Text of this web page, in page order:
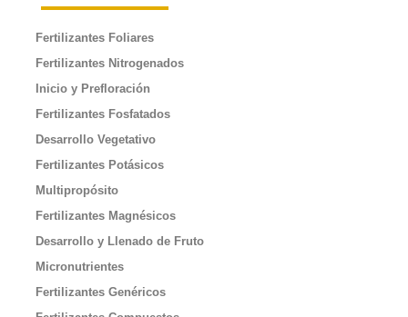
Fertilizantes Foliares
Fertilizantes Nitrogenados
Inicio y Prefloración
Fertilizantes Fosfatados
Desarrollo Vegetativo
Fertilizantes Potásicos
Multipropósito
Fertilizantes Magnésicos
Desarrollo y Llenado de Fruto
Micronutrientes
Fertilizantes Genéricos